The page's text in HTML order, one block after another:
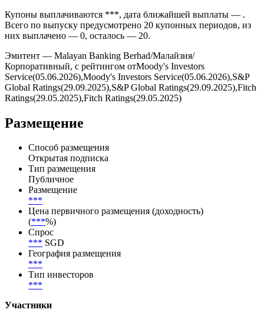
Купоны выплачиваются ***, дата ближайшей выплаты — .
Всего по выпуску предусмотрено 20 купонных периодов, из
них выплачено — 0, осталось — 20.
Эмитент — Malayan Banking Berhad/Малайзия/
Корпоративный, с рейтингом отMoody's Investors
Service(05.06.2026),Moody's Investors Service(05.06.2026),S&P
Global Ratings(29.09.2025),S&P Global Ratings(29.09.2025),Fitch
Ratings(29.05.2025),Fitch Ratings(29.05.2025)
Размещение
Способ размещения
Открытая подписка
Тип размещения
Публичное
Размещение
***
Цена первичного размещения (доходность)
(***%)
Спрос
*** SGD
География размещения
***
Тип инвесторов
***
Участники